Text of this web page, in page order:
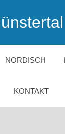
NORDISCH
KONTAKT